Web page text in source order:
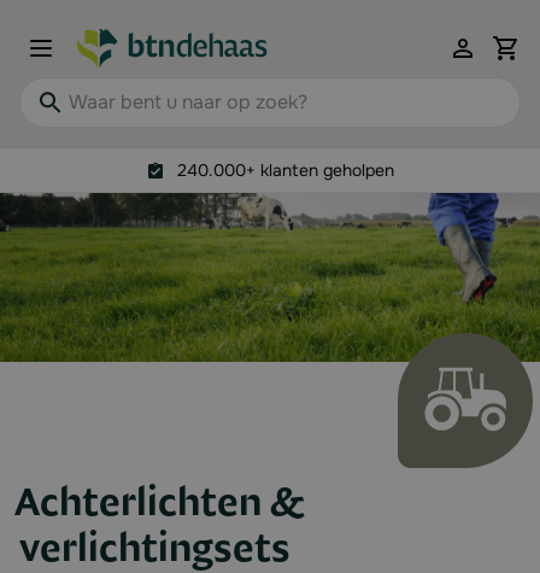
Waar bent u naar op zoek?
240.000+ klanten geholpen
Achterlichten &
verlichtingsets